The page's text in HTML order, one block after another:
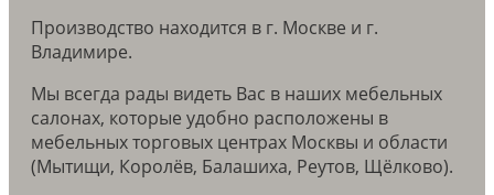
Производство находится в г. Москве и г.
Владимире.
Мы всегда рады видеть Вас в наших мебельных
салонах, которые удобно расположены в
мебельных торговых центрах Москвы и области
(Мытищи, Королёв, Балашиха, Реутов, Щёлково).